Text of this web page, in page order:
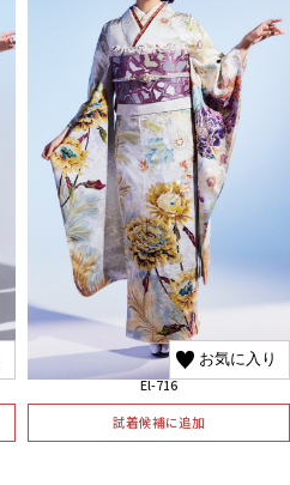
お気に入り
El-716
試着候補に追加